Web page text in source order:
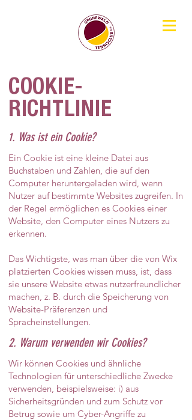
COOKIE-
RICHTLINIE
1. Was ist ein Cookie?
Ein Cookie ist eine kleine Datei aus
Buchstaben und Zahlen, die auf den
Computer heruntergeladen wird, wenn
Nutzer auf bestimmte Websites zugreifen. In
der Regel ermöglichen es Cookies einer
Website, den Computer eines Nutzers zu
erkennen.
Das Wichtigste, was man über die von Wix
platzierten Cookies wissen muss, ist, dass
sie unsere Website etwas nutzerfreundlicher
machen, z. B. durch die Speicherung von
Website-Präferenzen und
Spracheinstellungen.
2. Warum verwenden wir Cookies?
Wir können Cookies und ähnliche
Technologien für unterschiedliche Zwecke
verwenden, beispielsweise: i) aus
Sicherheitsgründen und zum Schutz vor
Betrug sowie um Cyber-Angriffe zu